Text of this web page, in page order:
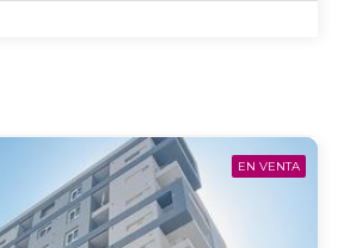
EN VENTA